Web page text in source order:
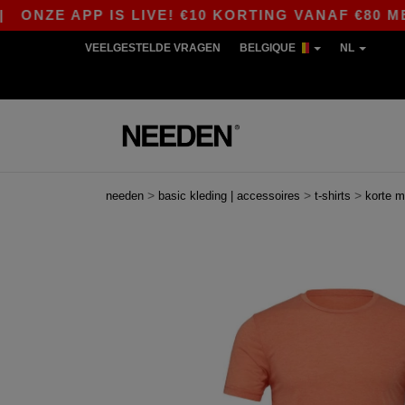
APP IS LIVE! €10 KORTING VANAF €80 MET DE
VEELGESTELDE VRAGEN BELGIQUE NL
needen > basic kleding | accessoires > t-shirts > korte